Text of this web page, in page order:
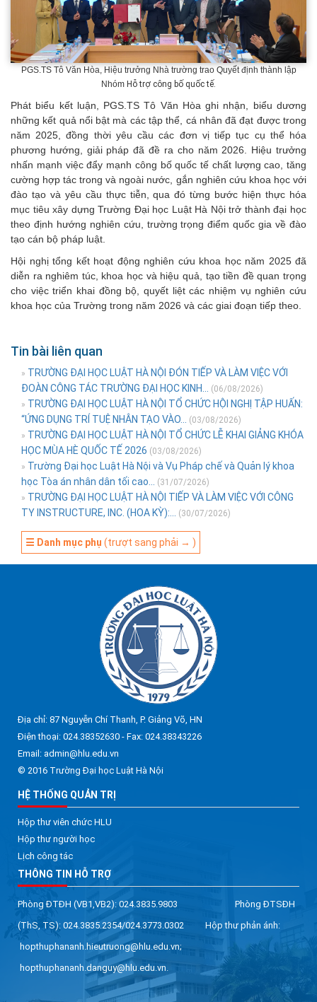
PGS.TS Tô Văn Hòa, Hiệu trưởng Nhà trường trao Quyết định thành lập
Nhóm Hỗ trợ công bố quốc tế.
Phát biểu kết luận, PGS.TS Tô Văn Hòa ghi nhận, biểu dương
những kết quả nổi bật mà các tập thể, cá nhân đã đạt được trong
năm 2025, đồng thời yêu cầu các đơn vị tiếp tục cụ thể hóa
phương hướng, giải pháp đã đề ra cho năm 2026. Hiệu trưởng
nhấn mạnh việc đẩy mạnh công bố quốc tế chất lượng cao, tăng
cường hợp tác trong và ngoài nước, gắn nghiên cứu khoa học với
đào tạo và yêu cầu thực tiễn, qua đó từng bước hiện thực hóa
mục tiêu xây dựng Trường Đại học Luật Hà Nội trở thành đại học
theo định hướng nghiên cứu, trường trọng điểm quốc gia về đào
tạo cán bộ pháp luật.
Hội nghị tổng kết hoạt động nghiên cứu khoa học năm 2025 đã
diễn ra nghiêm túc, khoa học và hiệu quả, tạo tiền đề quan trọng
cho việc triển khai đồng bộ, quyết liệt các nhiệm vụ nghiên cứu
khoa học của Trường trong năm 2026 và các giai đoạn tiếp theo.
Tin bài liên quan
» TRƯỜNG ĐẠI HỌC LUẬT HÀ NỘI ĐÓN TIẾP VÀ LÀM VIỆC VỚI
ĐOÀN CÔNG TÁC TRƯỜNG ĐẠI HỌC KINH...
(06/08/2026)
» TRƯỜNG ĐẠI HỌC LUẬT HÀ NỘI TỔ CHỨC HỘI NGHỊ TẬP HUẤN:
“ỨNG DỤNG TRÍ TUỆ NHÂN TẠO VÀO...
(03/08/2026)
» TRƯỜNG ĐẠI HỌC LUẬT HÀ NỘI TỔ CHỨC LỄ KHAI GIẢNG KHÓA
HỌC MÙA HÈ QUỐC TẾ 2026 (03/08/2026)
» Trường Đại học Luật Hà Nội và Vụ Pháp chế và Quản lý khoa
học Tòa án nhân dân tối cao...
(31/07/2026)
» TRƯỜNG ĐẠI HỌC LUẬT HÀ NỘI TIẾP VÀ LÀM VIỆC VỚI CÔNG
TY INSTRUCTURE, INC. (HOA KỲ):...
(30/07/2026)
☰ Danh mục phụ (trượt sang phải → )
Địa chỉ: 87 Nguyễn Chí Thanh, P. Giảng Võ, HN
Điện thoại: 024.38352630 - Fax: 024.38343226
Email: admin@hlu.edu.vn
© 2016 Trường Đại học Luật Hà Nội
HỆ THỐNG QUẢN TRỊ
Hộp thư viên chức HLU
Hộp thư người học
Lịch công tác
THÔNG TIN HỖ TRỢ
Phòng ĐTĐH (VB1,VB2): 024.3835.9803 Phòng ĐTSĐH
(ThS, TS): 024.3835.2354/024.3773.0302 Hộp thư phản ánh:
hopthuphananh.hieutruong@hlu.edu.vn;
hopthuphananh.danguy@hlu.edu.vn.